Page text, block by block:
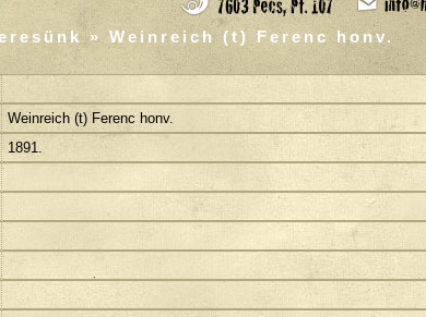
» Weinreich (t) Ferenc honv.
Weinreich (t) Ferenc honv.
1891.